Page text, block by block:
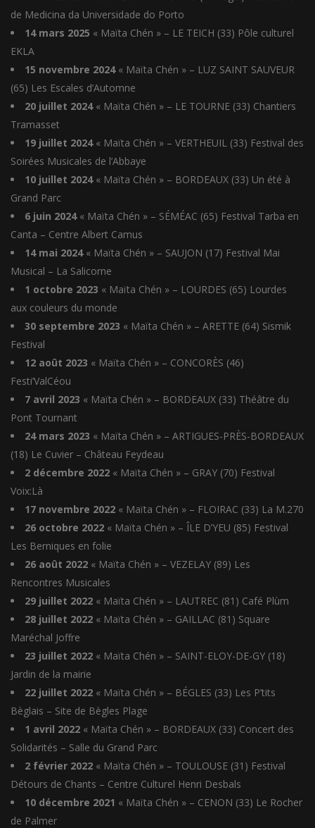
de Medicina da Universidade do Porto
14 mars 2025 « Maïta Chén » – LE TEICH (33) Pôle culturel
EKLA
15 novembre 2024« Maïta Chén » – LUZ SAINT SAUVEUR
(65) Les Escales d’Automne
20 juillet 2024« Maïta Chén » – LE TOURNE (33) Chantiers
Tramasset
19 juillet 2024 « Maïta Chén » – VERTHEUIL (33) Festival des
Soirées Musicales de l’Abbaye
10 juillet 2024« Maïta Chén » – BORDEAUX (33) Un été à
Grand Parc
6 juin 2024« Maïta Chén » – SÉMÉAC (65) Festival Tarba en
Canta – Centre Albert Camus
14 mai 2024 « Maïta Chén » – SAUJON (17) Festival Mai
Musical – La Salicorne
1 octobre 2023 « Maïta Chén » – LOURDES (65) Lourdes
aux couleurs du monde
30 septembre 2023 « Maïta Chén » – ARETTE (64) Sismik
Festival
12 août 2023 « Maïta Chén » – CONCORÈS (46)
Festi’ValCéou
7 avril 2023 « Maïta Chén » – BORDEAUX (33) Théâtre du
Pont Tournant
24 mars 2023 « Maïta Chén » – ARTIGUES-PRÈS-BORDEAUX
(18) Le Cuvier – Château Feydeau
2 décembre 2022 « Maïta Chén » – GRAY (70) Festival
Voix:Là
17 novembre 2022 « Maïta Chén » – FLOIRAC (33) La M.270
26 octobre 2022 « Maïta Chén » – ÎLE D’YEU (85) Festival
Les Berniques en folie
26 août 2022 « Maïta Chén » – VEZELAY (89) Les
Rencontres Musicales
29 juillet 2022 « Maïta Chén » – LAUTREC (81) Café Plùm
28 juillet 2022 « Maïta Chén » – GAILLAC (81) Square
Maréchal Joffre
23 juillet 2022 « Maïta Chén » – SAINT-ELOY-DE-GY (18)
Jardin de la mairie
22 juillet 2022 « Maïta Chén » – BÉGLES (33) Les P’tits
Bèglais – Site de Bègles Plage
1 avril 2022 « Maïta Chén » – BORDEAUX (33) Concert des
Solidarités – Salle du Grand Parc
2 février 2022 « Maïta Chén » – TOULOUSE (31) Festival
Détours de Chants – Centre Culturel Henri Desbals
10 décembre 2021 « Maïta Chén » – CENON (33) Le Rocher
de Palmer